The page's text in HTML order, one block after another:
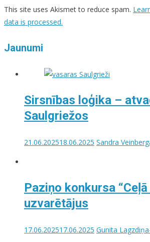
This site uses Akismet to reduce spam.
data is processed.
Jaunumi
Sirsnības loģika –
Saulgriežos
21.06.202518.06.2025 Sandra
Paziņo konkursa
uzvarētājus
17.06.202517.06.2025 Gunita